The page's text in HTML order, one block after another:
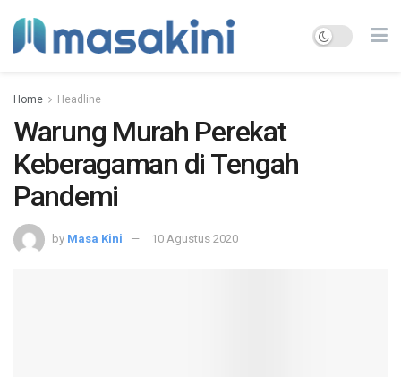
Home Headline
Warung Murah Perekat
Keberagaman di Tengah
Pandemi
by Masa Kini 10 Agustus 2020